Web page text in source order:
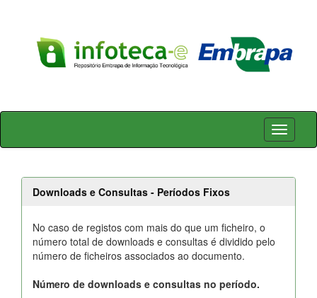
Skip
Downloads e Consultas - Períodos Fixos
No caso de registos com mais do que um ficheiro, o
número total de downloads e consultas é dividido pelo
número de ficheiros associados ao documento.
Número de downloads e consultas no período.